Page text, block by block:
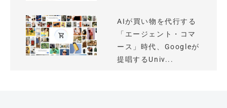
AIが買い物を代行する
「エージェント・コマ
ース」時代、Googleが
提唱するUniv...